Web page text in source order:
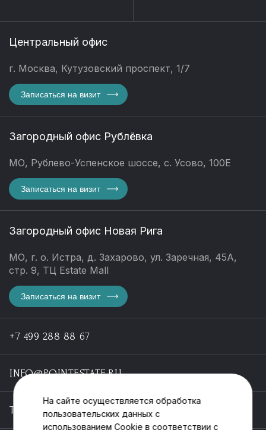
Центральный офис
г. Москва, Кутузовский проспект, 1/7
Записаться на визит
Загородный офис Рублёвка
МО, Рублево-Успенское шоссе, с. Усово, 100Е
Записаться на визит
Загородный офис Новая Рига
МО, г. о. Истра, д. Захарово, ул. Заречная, 45А,
стр. 9, ТЦ Estate Mall
Записаться на визит
+7 499 288 88 67
INFO@POINTESTATE.RU
TELEGRAM
На сайте осуществляется обработка
пользовательских данных с
использованием Cookie в соответствии с